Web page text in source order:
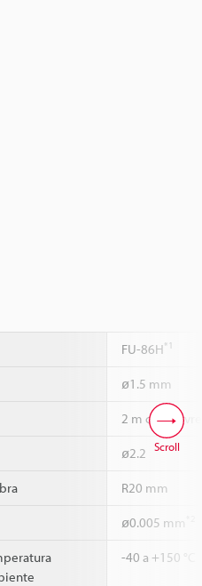
FU-86H*1
ø1.5 mm
2 m corte livre
ø2.2
R20 mm
ø0.005 mm
-40 a +150 °C
Scroll